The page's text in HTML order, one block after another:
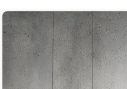
Zum
Ende
der
Bildgalerie
springen